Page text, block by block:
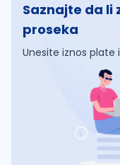
Saznajte da li
proseka
Unesite iznos plate